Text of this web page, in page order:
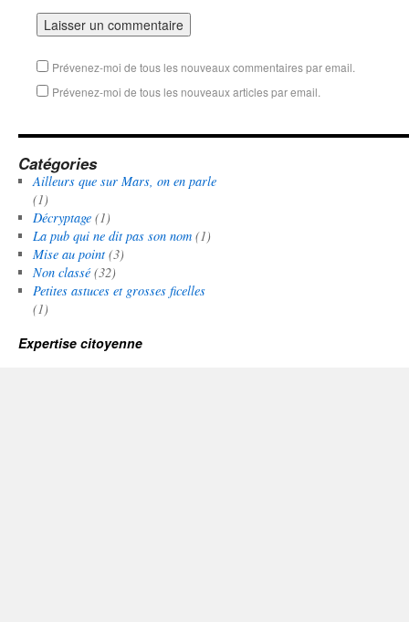
Prévenez-moi de tous les nouveaux commentaires par email.
Prévenez-moi de tous les nouveaux articles par email.
Catégories
Ailleurs que sur Mars, on en parle
(1)
Décryptage(1)
La pub qui ne dit pas son nom(1)
Mise au point(3)
Non classé(32)
Petites astuces et grosses ficelles
(1)
Expertise citoyenne